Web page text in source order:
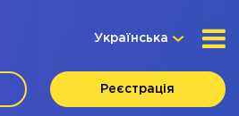
Українська
Реєстрація